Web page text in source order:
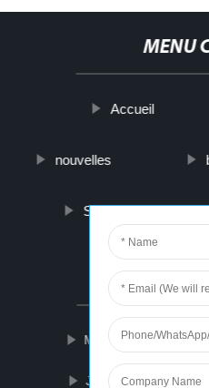
MENU
Accueil
nouvelles
Sur nous
PARTNER
Marine Gps Tracker
Jcb Wheel Loader